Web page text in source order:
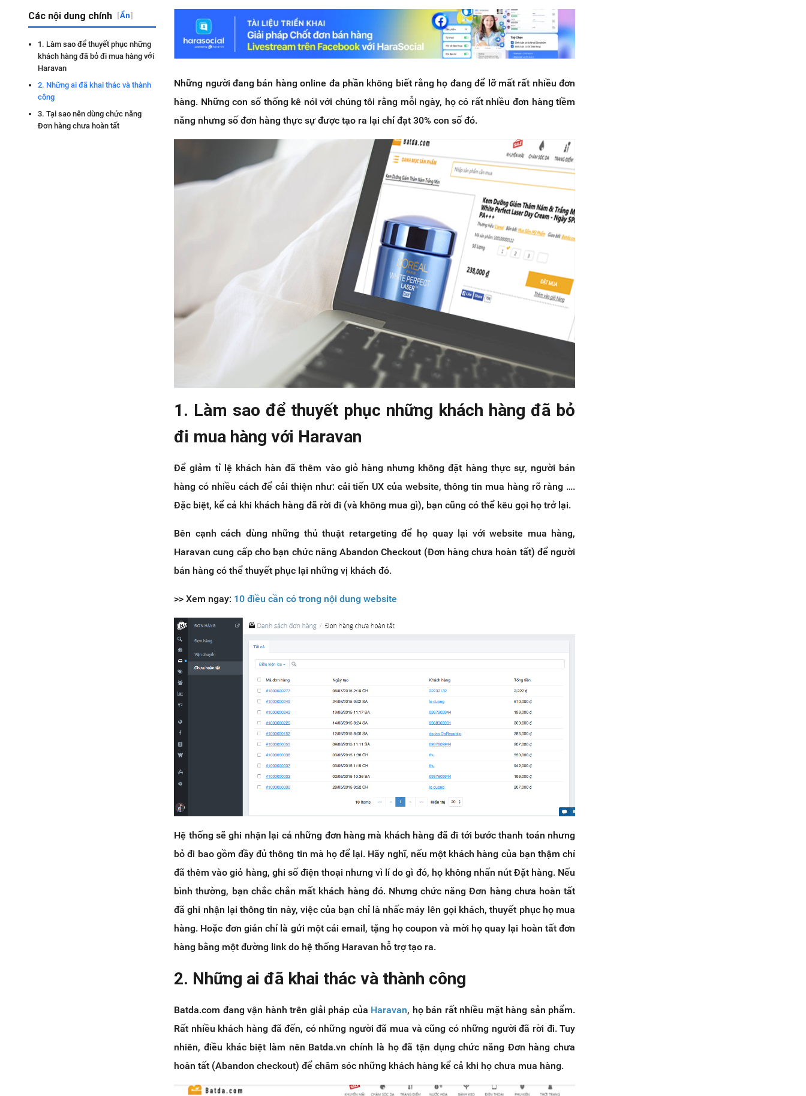
Các nội dung chính [Ẩn]
1. Làm sao để thuyết phục những
khách hàng đã bỏ đi mua hàng với
Haravan
2. Những ai đã khai thác và thành
công
3. Tại sao nên dùng chức năng
Đơn hàng chưa hoàn tất
Những người đang bán hàng online đa phần không biết rằng họ đang để lỡ mất rất nhiều đơn
hàng. Những con số thống kê nói với chúng tôi rằng mỗi ngày, họ có rất nhiều đơn hàng tiềm
năng nhưng số đơn hàng thực sự được tạo ra lại chỉ đạt 30% con số đó.
1. Làm sao để thuyết phục những khách hàng đã bỏ
đi mua hàng với Haravan
Để giảm tỉ lệ khách hàn đã thêm vào giỏ hàng nhưng không đặt hàng thực sự, người bán
hàng có nhiều cách để cải thiện như: cải tiến UX của website, thông tin mua hàng rõ ràng ….
Đặc biệt, kể cả khi khách hàng đã rời đi (và không mua gì), bạn cũng có thể kêu gọi họ trở lại.
Bên cạnh cách dùng những thủ thuật retargeting để họ quay lại với website mua hàng,
Haravan cung cấp cho bạn chức năng Abandon Checkout (Đơn hàng chưa hoàn tất) để người
bán hàng có thể thuyết phục lại những vị khách đó.
>> Xem ngay: 10 điều cần có trong nội dung website
Hệ thống sẽ ghi nhận lại cả những đơn hàng mà khách hàng đã đi tới bước thanh toán nhưng
bỏ đi bao gồm đầy đủ thông tin mà họ để lại. Hãy nghĩ, nếu một khách hàng của bạn thậm chí
đã thêm vào giỏ hàng, ghi số điện thoại nhưng vì lí do gì đó, họ không nhấn nút Đặt hàng. Nếu
bình thường, bạn chắc chắn mất khách hàng đó. Nhưng chức năng Đơn hàng chưa hoàn tất
đã ghi nhận lại thông tin này, việc của bạn chỉ là nhấc máy lên gọi khách, thuyết phục họ mua
hàng. Hoặc đơn giản chỉ là gửi một cái email, tặng họ coupon và mời họ quay lại hoàn tất đơn
hàng bằng một đường link do hệ thống Haravan hỗ trợ tạo ra.
2. Những ai đã khai thác và thành công
Batda.com đang vận hành trên giải pháp của Haravan, họ bán rất nhiều mặt hàng sản phẩm.
Rất nhiều khách hàng đã đến, có những người đã mua và cũng có những người đã rời đi. Tuy
nhiên, điều khác biệt làm nên Batda.vn chính là họ đã tận dụng chức năng Đơn hàng chưa
hoàn tất (Abandon checkout) để chăm sóc những khách hàng kể cả khi họ chưa mua hàng.